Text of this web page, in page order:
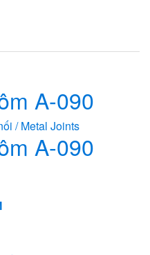
A-090
/ Metal Joints
A-090